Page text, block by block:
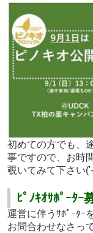
初めての方でも、
事ですので、お時
覗いてみて下さい
ﾋﾟﾉｷｵｻﾎﾟｰﾀｰ
運営に伴うｻﾎﾟｰﾀｰ
お問合わせなさっ